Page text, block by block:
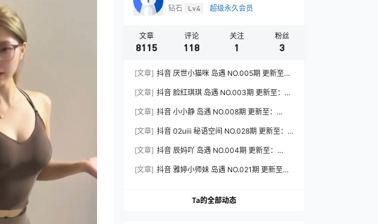
钻石 Lv4 超级永久会员
文章
8115
评论
118
关注
1
粉丝
3
[文章] 抖音 厌世小猫咪 岛遇 NO.005期 更新至：
[文章] 抖音 脸红琪琪 岛遇 NO.003期 更新至：
[文章] 抖音 小小静 岛遇 NO.008期 更新至：
[文章] 抖音 02uiii 秘语空间 NO.028期 更新至：
[文章] 抖音 辰妈吖 岛遇 NO.004期 更新至：
[文章] 抖音 雅婷小师妹 岛遇 NO.021期 更新至：
Ta的全部动态